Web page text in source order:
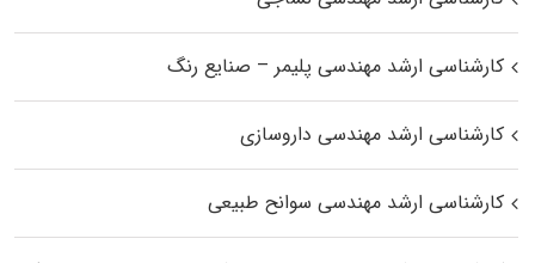
کارشناسی ارشد مهندسی پلیمر – صنایع رنگ
کارشناسی ارشد مهندسی داروسازی
کارشناسی ارشد مهندسی سوانح طبیعی